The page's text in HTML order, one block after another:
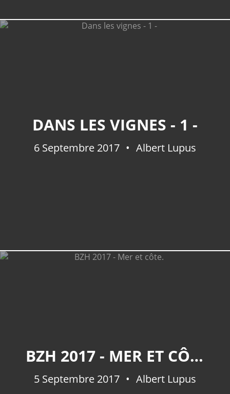
DANS LES VIGNES - 1 -
6 Septembre 2017 Albert Lupus
BZH 2017 - MER ET CÔTE.
5 Septembre 2017 Albert Lupus